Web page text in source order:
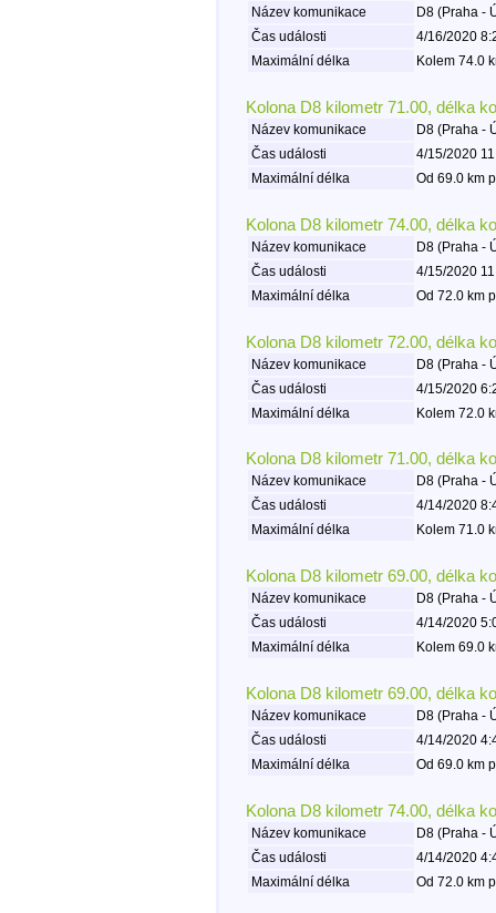
Název komunikace
D8 (Praha -
Čas události
4/16/2020
Maximální délka
Kolem 74.0
Kolona D8 kilometr 71.00, délka
Název komunikace
D8 (Praha -
Čas události
4/15/2020
Maximální délka
Od 69.0 km
Kolona D8 kilometr 74.00, délka
Název komunikace
D8 (Praha -
Čas události
4/15/2020
Maximální délka
Od 72.0 km
Kolona D8 kilometr 72.00, délka
Název komunikace
D8 (Praha -
Čas události
4/15/2020
Maximální délka
Kolem 72.0
Kolona D8 kilometr 71.00, délka
Název komunikace
D8 (Praha -
Čas události
4/14/2020
Maximální délka
Kolem 71.0
Kolona D8 kilometr 69.00, délka
Název komunikace
D8 (Praha -
Čas události
4/14/2020
Maximální délka
Kolem 69.0
Kolona D8 kilometr 69.00, délka
Název komunikace
D8 (Praha -
Čas události
4/14/2020
Maximální délka
Od 69.0 km
Kolona D8 kilometr 74.00, délka
Název komunikace
D8 (Praha -
Čas události
4/14/2020
Maximální délka
Od 72.0 km